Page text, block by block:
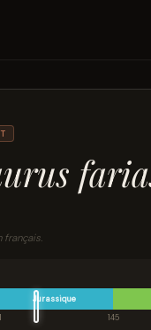
français.
Jurassique
145